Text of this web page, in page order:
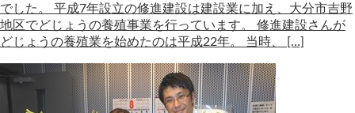
でした。 平成7年設立の修進建設は建設業に加え、大分市吉野
地区でどじょうの養殖事業を行っています。 修進建設さんが
どじょうの養殖業を始めたのは平成22年。 当時、 […]